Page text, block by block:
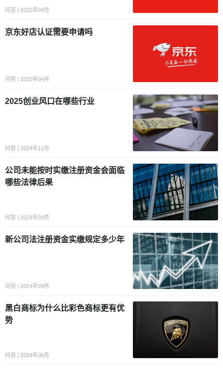
问答 | 2022年04月
京东好店认证需要申请吗
问答 | 2022年04月
2025创业风口在哪些行业
问答 | 2024年11月
公司未能按时实缴注册资金会面临
哪些法律后果
问答 | 2024年09月
新公司法注册资金实缴规定多少年
问答 | 2024年09月
黑白商标为什么比彩色商标更有优
势
问答 | 2024年06月